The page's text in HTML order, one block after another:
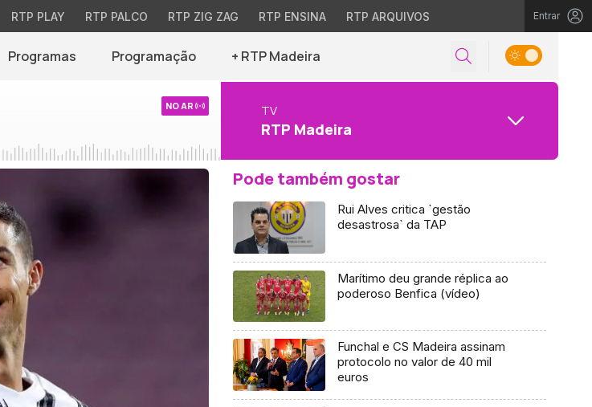
RTP PLAY RTP PALCO RTP ZIG ZAG RTP ENSINA RTP ARQUIVOS Entrar
Programas Programação + RTP Madeira
NO AR TV
RTP Madeira
Pode também gostar
Rui Alves critica `gestão
desastrosa` da TAP
Marítimo deu grande réplica ao
poderoso Benfica (vídeo)
Funchal e CS Madeira assinam
protocolo no valor de 40 mil
euros